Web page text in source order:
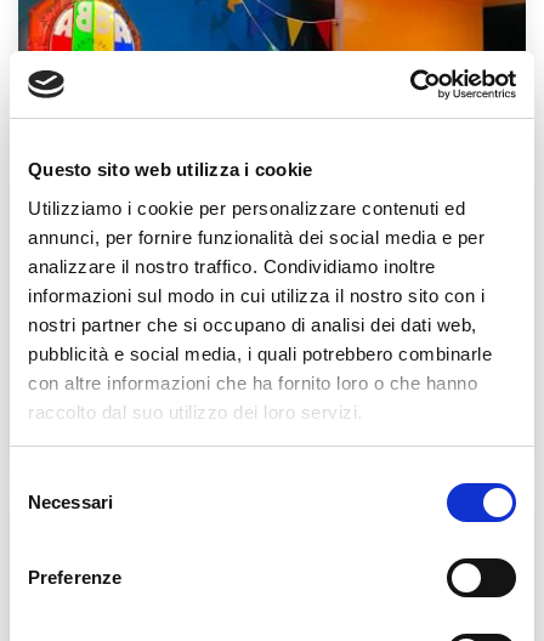
Questo sito web utilizza i cookie
Utilizziamo i cookie per personalizzare contenuti ed
annunci, per fornire funzionalità dei social media e per
analizzare il nostro traffico. Condividiamo inoltre
informazioni sul modo in cui utilizza il nostro sito con i
nostri partner che si occupano di analisi dei dati web,
pubblicità e social media, i quali potrebbero combinarle
con altre informazioni che ha fornito loro o che hanno
raccolto dal suo utilizzo dei loro servizi.
delNecessari
Preferenze
VENERDÌ 26 GIUGNO 2026